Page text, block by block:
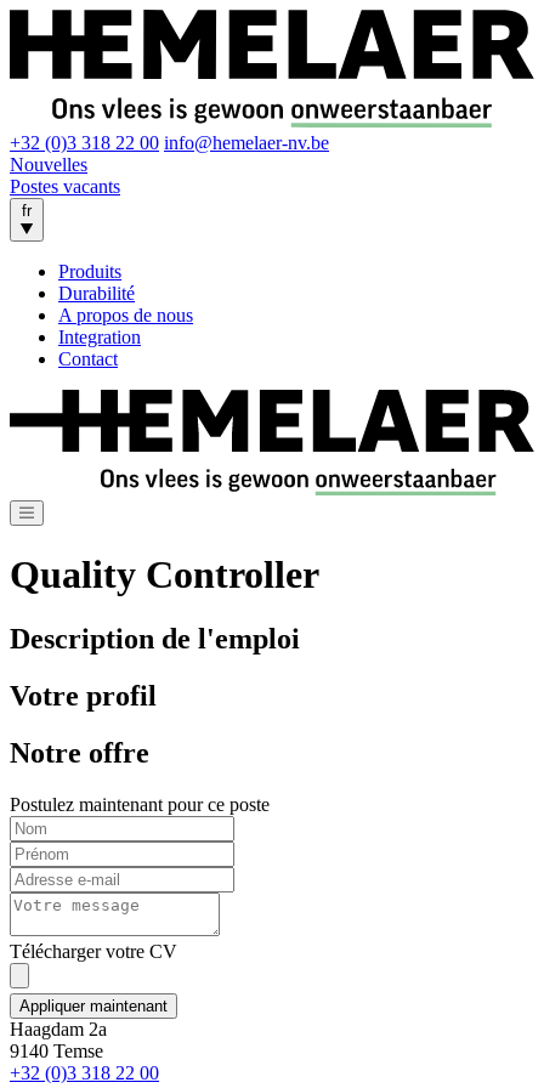
+32 (0)3 318 22 00 info@hemelaer-nv.be
Nouvelles
Postes vacants
fr
Produits
Durabilité
A propos de nous
Integration
Contact
Quality Controller
Description de l'emploi
Votre profil
Notre offre
Postulez maintenant pour ce poste
Télécharger votre CV
Appliquer maintenant
Haagdam 2a
9140 Temse
+32 (0)3 318 22 00